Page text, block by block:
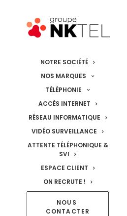
NOTRE SOCIÉTÉ
NOS MARQUES
TÉLÉPHONIE
ACCÈS INTERNET
RÉSEAU INFORMATIQUE
VIDÉO SURVEILLANCE
ATTENTE TÉLÉPHONIQUE &
SVI
ESPACE CLIENT
ON RECRUTE !
NOUS
CONTACTER